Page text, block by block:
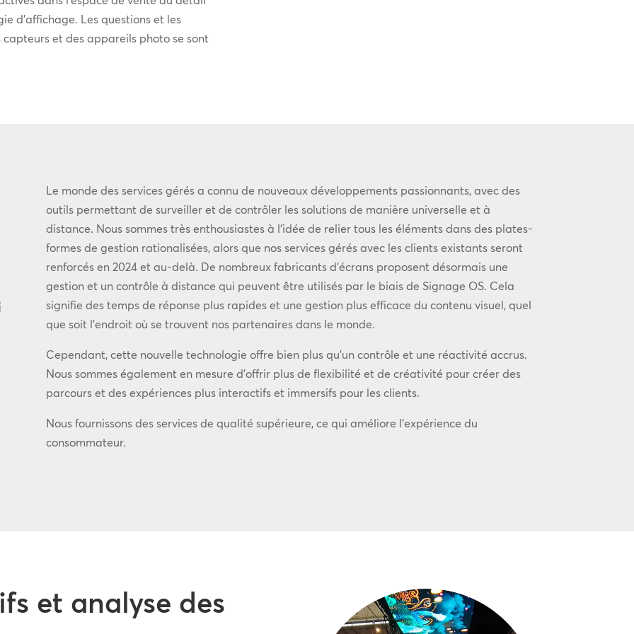
d’affichage. Les questions et les
et des appareils photo se sont
Le monde des services gérés a connu de nouveaux développements passionnants, avec des
outils permettant de surveiller et de contrôler les solutions de manière universelle et à
distance. Nous sommes très enthousiastes à l’idée de relier tous les éléments dans des plates-
formes de gestion rationalisées, alors que nos services gérés avec les clients existants seront
renforcés en 2024 et au-delà. De nombreux fabricants d’écrans proposent désormais une
gestion et un contrôle à distance qui peuvent être utilisés par le biais de Signage OS. Cela
signifie des temps de réponse plus rapides et une gestion plus efficace du contenu visuel, quel
que soit l’endroit où se trouvent nos partenaires dans le monde.
Cependant, cette nouvelle technologie offre bien plus qu’un contrôle et une réactivité accrus.
Nous sommes également en mesure d’offrir plus de flexibilité et de créativité pour créer des
parcours et des expériences plus interactifs et immersifs pour les clients.
Nous fournissons des services de qualité supérieure, ce qui améliore l’expérience du
consommateur.
et analyse des